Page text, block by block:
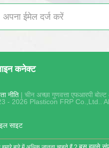
कनेक्ट
नीति | चीन अच्छा गुणवत्ता एफआरपी बोल्ट
- 2026 Plasticon FRP Co.,Ltd..
साइट